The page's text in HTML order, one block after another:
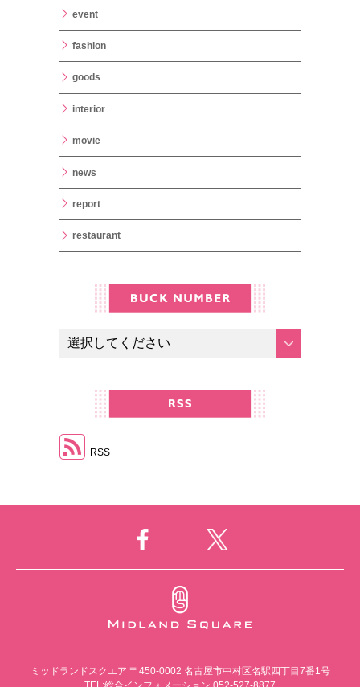
event
fashion
goods
interior
movie
news
report
restaurant
RSS
ミッドランドスクエア 〒450-0002 名古屋市中村区名駅四丁目7番1号